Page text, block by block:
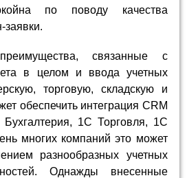
по поводу качества
связанные с
в целом и ввода учетных
торговую, складскую и
обеспечить интеграция CRM
1С Торговля, 1С
многих компаний это может
разнообразных учетных
Однажды внесенные